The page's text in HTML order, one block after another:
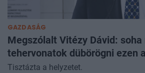
GAZDASÁG
Megszólalt Vitézy Dávid:
tehervonatok dübörögni ezen
Tisztázta a helyzetet.